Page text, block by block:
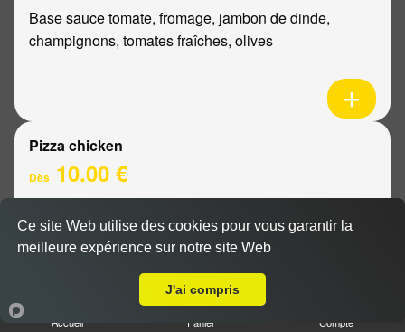
Base sauce tomate, fromage, jambon de dinde,
champignons, tomates fraîches, olives
Pizza chicken
Dès 10.00 €
Base sauce tomate, fromage, poulet, poivrons,
Accueil Panier Compte
Ce site Web utilise des cookies pour vous garantir la
meilleure expérience sur notre site Web
J'ai compris